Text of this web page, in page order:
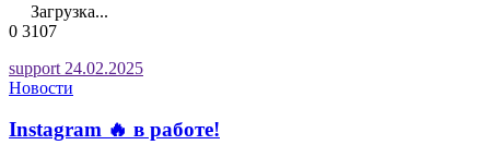
Загрузка...
0 3107
support 24.02.2025
Новости
Instagram 🔥 в работе!